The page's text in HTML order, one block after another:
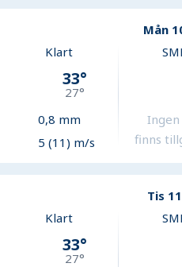
Mån
Klart
33°
27°
0,8 mm
5 (11) m/s
Ingen
finns
Tis
Klart
33°
27°